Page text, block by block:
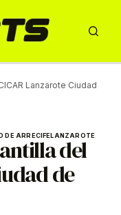
Lanzarote Ciudad
DE ARRECIFELANZAROTE
del
de